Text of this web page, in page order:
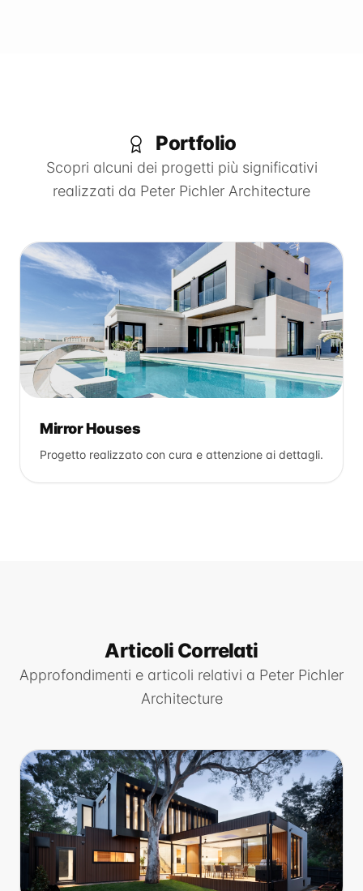
Portfolio
Scopri alcuni dei progetti più significativi
realizzati da Peter Pichler Architecture
Mirror Houses
Progetto realizzato con cura e attenzione ai dettagli.
Articoli Correlati
Approfondimenti e articoli relativi a Peter Pichler
Architecture